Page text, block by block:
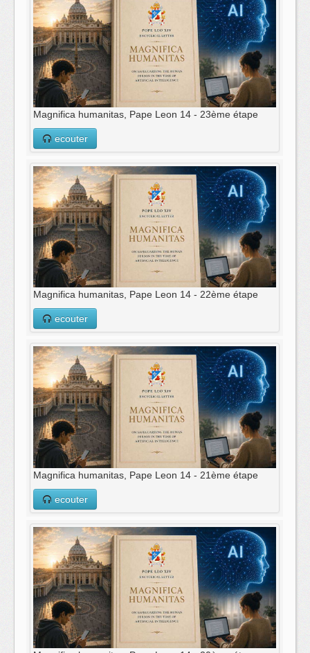
Magnifica humanitas, Pape Leon 14 - 23ème étape
ecouter
Magnifica humanitas, Pape Leon 14 - 22ème étape
ecouter
Magnifica humanitas, Pape Leon 14 - 21ème étape
ecouter